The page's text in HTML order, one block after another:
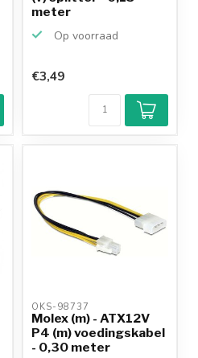
meter
Op voorraad
€3,49
OKS-98737
Molex (m) - ATX12V
P4 (m) voedingskabel
- 0,30 meter